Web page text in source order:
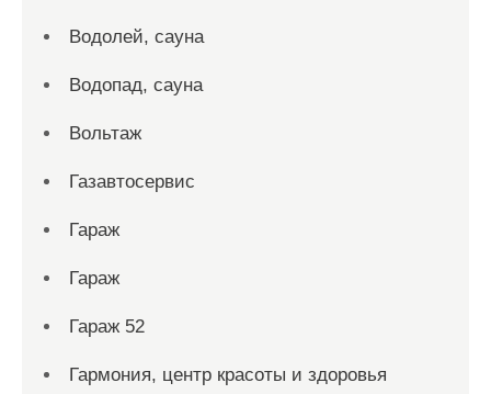
Водолей, сауна
Водопад, сауна
Вольтаж
Газавтосервис
Гараж
Гараж
Гараж 52
Гармония, центр красоты и здоровья